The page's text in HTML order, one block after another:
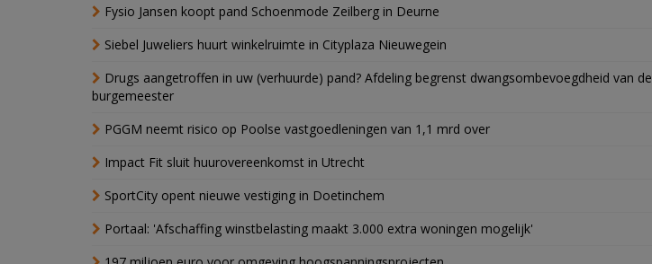
Fysio Jansen koopt pand Schoenmode Zeilberg in Deurne
Siebel Juweliers huurt winkelruimte in Cityplaza Nieuwegein
Drugs aangetroffen in uw (verhuurde) pand? Afdeling begrenst dwangsombevoegdheid van de
burgemeester
PGGM neemt risico op Poolse vastgoedleningen van 1,1 mrd over
Impact Fit sluit huurovereenkomst in Utrecht
SportCity opent nieuwe vestiging in Doetinchem
Portaal: 'Afschaffing winstbelasting maakt 3.000 extra woningen mogelijk'